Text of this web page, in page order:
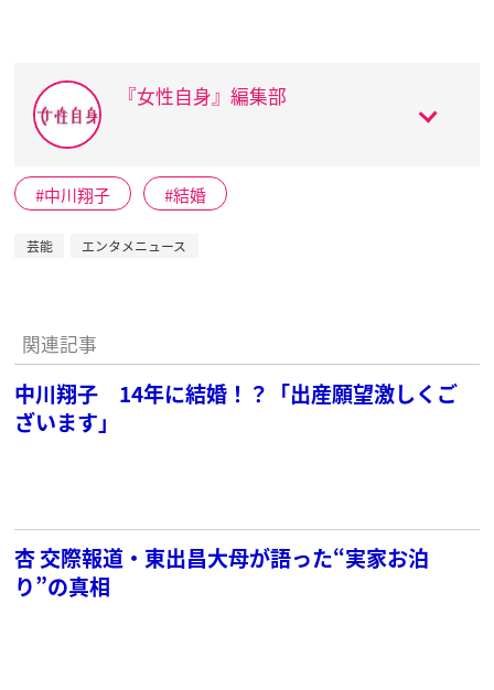
『女性自身』編集部
中川翔子 結婚
芸能 エンタメニュース
関連記事
中川翔子 14年に結婚！？「出産願望激しくご
ざいます」
杏 交際報道・東出昌大母が語った“実家お泊
り”の真相